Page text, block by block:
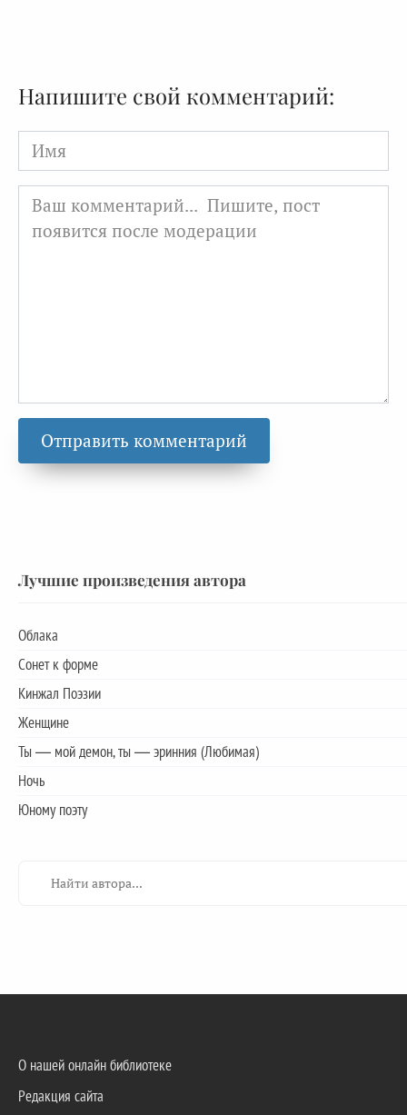
Напишите свой комментарий:
Имя
Лучшие произведения автора
Облака
Сонет к форме
Кинжал Поэзии
Женщине
Ты — мой демон, ты — эринния (Любимая)
Ночь
Юному поэту
О нашей онлайн библиотеке
Редакция сайта